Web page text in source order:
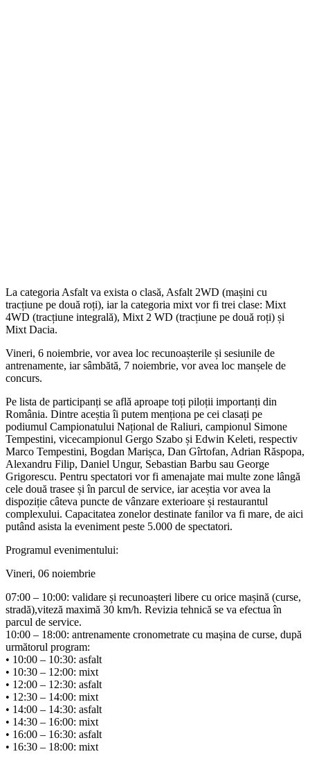
La categoria Asfalt va exista o clasă, Asfalt 2WD (mașini cu
tracțiune pe două roți), iar la categoria mixt vor fi trei clase: Mixt
4WD (tracțiune integrală), Mixt 2 WD (tracțiune pe două roți) și
Mixt Dacia.
Vineri, 6 noiembrie, vor avea loc recunoașterile și sesiunile de
antrenamente, iar sâmbătă, 7 noiembrie, vor avea loc manșele de
concurs.
Pe lista de participanți se află aproape toți piloții importanți din
România. Dintre aceștia îi putem menționa pe cei clasați pe
podiumul Campionatului Național de Raliuri, campionul Simone
Tempestini, vicecampionul Gergo Szabo și Edwin Keleti, respectiv
Marco Tempestini, Bogdan Marișca, Dan Gîrtofan, Adrian Răspopa,
Alexandru Filip, Daniel Ungur, Sebastian Barbu sau George
Grigorescu. Pentru spectatori vor fi amenajate mai multe zone lângă
cele două trasee și în parcul de service, iar aceștia vor avea la
dispoziție câteva puncte de vânzare exterioare și restaurantul
complexului. Capacitatea zonelor destinate fanilor va fi mare, de aici
putând asista la eveniment peste 5.000 de spectatori.
Programul evenimentului:
Vineri, 06 noiembrie
07:00 – 10:00: validare și recunoașteri libere cu orice mașină (curse,
stradă),viteză maximă 30 km/h. Revizia tehnică se va efectua în
parcul de service.
10:00 – 18:00: antrenamente cronometrate cu mașina de curse, după
următorul program:
• 10:00 – 10:30: asfalt
• 10:30 – 12:00: mixt
• 12:00 – 12:30: asfalt
• 12:30 – 14:00: mixt
• 14:00 – 14:30: asfalt
• 14:30 – 16:00: mixt
• 16:00 – 16:30: asfalt
• 16:30 – 18:00: mixt